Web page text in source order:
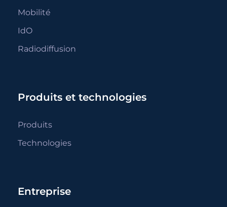
Mobilité
IdO
Radiodiffusion
Produits et technologies
Produits
Technologies
Entreprise